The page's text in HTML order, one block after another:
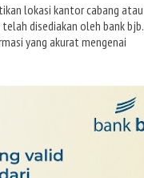
lokasi kantor cabang atau
disediakan oleh bank bjb.
yang akurat mengenai